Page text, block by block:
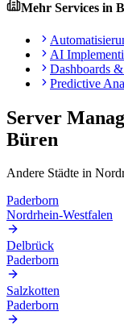
Mehr Services in
AI
Dashboards
Predictive
Server
Büren
Andere Städte in
Paderborn
Nordrhein-Westfalen
Delbrück
Paderborn
Salzkotten
Paderborn